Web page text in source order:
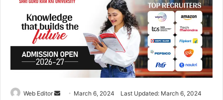
Web Editor March 6, 2024 Last Updated: March 6, 2024